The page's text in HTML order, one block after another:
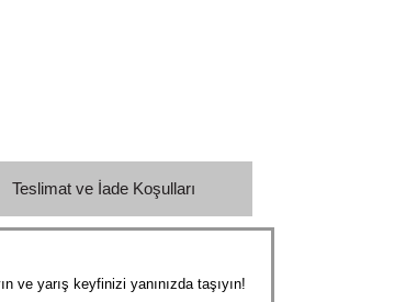
Teslimat ve İade Koşulları
yarış keyfinizi yanınızda taşıyın!